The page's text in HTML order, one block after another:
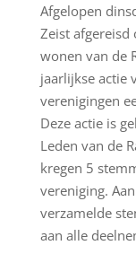
Afgelopen
Zeist
wonen van de
jaarlijkse actie
verenigingen
Deze actie is
Leden van de
kregen 5
vereniging.
verzamelde
aan alle